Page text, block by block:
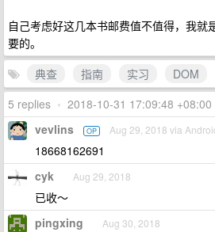
自己考虑好这几本书邮费值不值得，我就
要的。
典查
指南 实习
DOM
5 replies • 2018-10-31 17:09:48 +08:00
vevlins OP Aug 29, 2018 via
18668162691
cyk Aug 29, 2018
已收～
pingxing Aug 30, 2018